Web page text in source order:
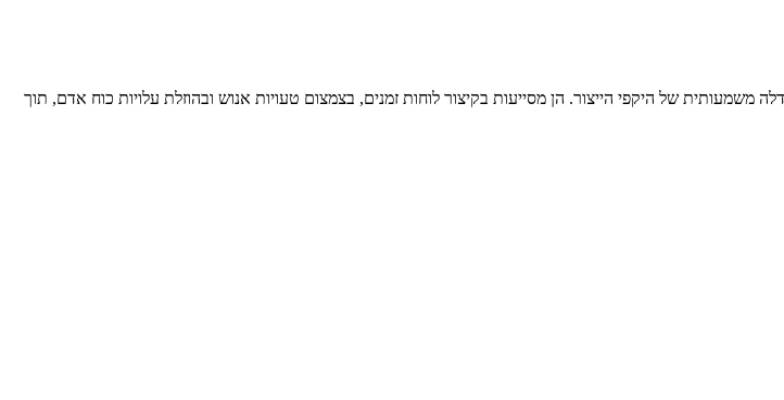
פועלות במהירות ובדיוק גבוהים, זמינות לעבודה רציפה 24/7 ומאפשרות הגדלה משמעותית של היקפי הייצור. הן מסייעות בקיצור לוחות זמנים, בצמצום טעויות אנוש ובהוזלת עלויות כוח אדם, תוך